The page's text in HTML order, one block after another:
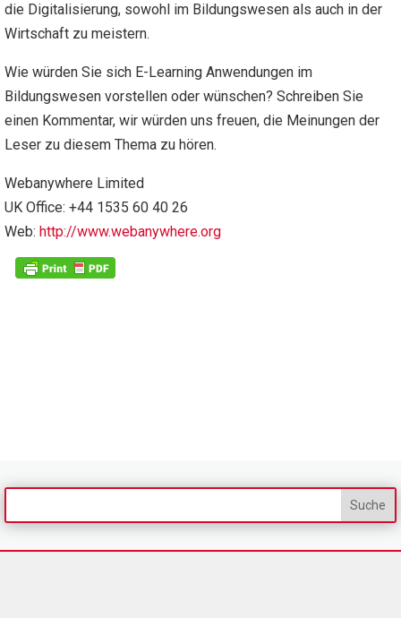
die Digitalisierung, sowohl im Bildungswesen als auch in der
Wirtschaft zu meistern.
Wie würden Sie sich E-Learning Anwendungen im
Bildungswesen vorstellen oder wünschen? Schreiben Sie
einen Kommentar, wir würden uns freuen, die Meinungen der
Leser zu diesem Thema zu hören.
Webanywhere Limited
UK Office: +44 1535 60 40 26
Web: http://www.webanywhere.org